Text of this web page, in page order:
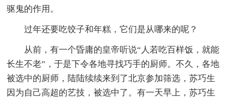
驱鬼的作用。
过年还要吃饺子和年糕，它们是从哪来的呢？
从前，有一个昏庸的皇帝听说“人若吃百样饭，就能
长生不老”，于是下令各地寻找巧手的厨师。不久，各地
被选中的厨师，陆陆续续来到了北京参加筛选，苏巧生
因为自己高超的艺技，被选中了。有一天早上，苏巧生